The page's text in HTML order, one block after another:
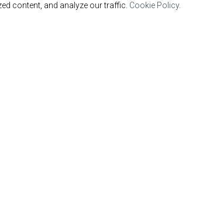
content, and analyze our traffic. Cookie Policy.